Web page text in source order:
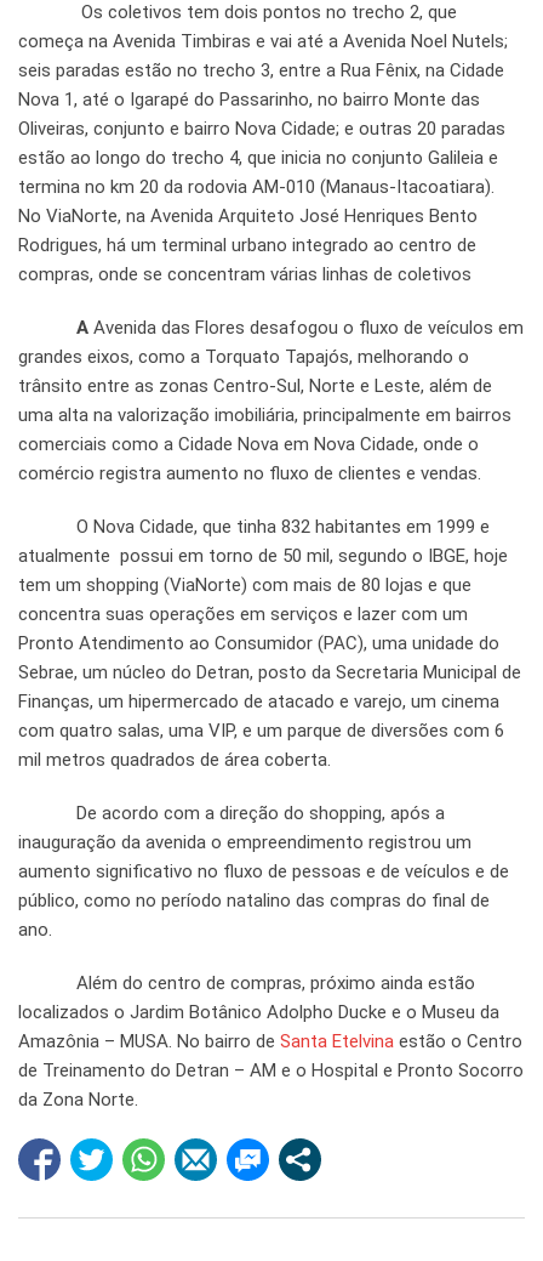
Os coletivos tem dois pontos no trecho 2, que
começa na Avenida Timbiras e vai até a Avenida Noel Nutels;
seis paradas estão no trecho 3, entre a Rua Fênix, na Cidade
Nova 1, até o Igarapé do Passarinho, no bairro Monte das
Oliveiras, conjunto e bairro Nova Cidade; e outras 20 paradas
estão ao longo do trecho 4, que inicia no conjunto Galileia e
termina no km 20 da rodovia AM-010 (Manaus-Itacoatiara).
No ViaNorte, na Avenida Arquiteto José Henriques Bento
Rodrigues, há um terminal urbano integrado ao centro de
compras, onde se concentram várias linhas de coletivos
A Avenida das Flores desafogou o fluxo de veículos em
grandes eixos, como a Torquato Tapajós, melhorando o
trânsito entre as zonas Centro-Sul, Norte e Leste, além de
uma alta na valorização imobiliária, principalmente em bairros
comerciais como a Cidade Nova em Nova Cidade, onde o
comércio registra aumento no fluxo de clientes e vendas.
O Nova Cidade, que tinha 832 habitantes em 1999 e
atualmente possui em torno de 50 mil, segundo o IBGE, hoje
tem um shopping (ViaNorte) com mais de 80 lojas e que
concentra suas operações em serviços e lazer com um
Pronto Atendimento ao Consumidor (PAC), uma unidade do
Sebrae, um núcleo do Detran, posto da Secretaria Municipal de
Finanças, um hipermercado de atacado e varejo, um cinema
com quatro salas, uma VIP, e um parque de diversões com 6
mil metros quadrados de área coberta.
De acordo com a direção do shopping, após a
inauguração da avenida o empreendimento registrou um
aumento significativo no fluxo de pessoas e de veículos e de
público, como no período natalino das compras do final de
ano.
Além do centro de compras, próximo ainda estão
localizados o Jardim Botânico Adolpho Ducke e o Museu da
Amazônia – MUSA. No bairro de Santa Etelvina estão o Centro
de Treinamento do Detran – AM e o Hospital e Pronto Socorro
da Zona Norte.